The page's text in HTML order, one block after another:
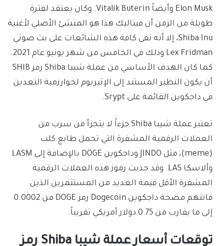
Elon Musk وأيضاً Vitalik Buterin. وكان يعتقد لفترة
طويلة من الزمن أن فيتاليك هذا هو المنشئ الأصلي لأغنية
Shiba Inu، إلا أنه نفى كافة هذه الشائعات على بث صوتي
Lex Fridman وذلك في الخامس من شهر يونيو عام 2021.
كما كان الهدف الأساسي من عملة شيبا Shiba رمز SHIB
أن يكون النظير المستند إلى الإثيريوم لخوارزمية التعدين
في داجكوين القائمة على Srypt.
تعتبر عملة شيبا Shiba جزءاً لا يتجزأ من سرب من
العملات الرقمية المشفرة التي تحمل طابع كلب
(meme)، مثل JINDO وداجكوين DOGE بالإضافة إلى LASM
وألاسكا LAS. وقد جذبت رموز هذه العملات الرقمية
المشفرة الأقل قيمة العديد من المستثمرين الذين
فاتتهم مضخة داجكوين Dogecoin رمز DOGE من
0.0002
إلى ما يقارب من 0.75 دولار أمريكي تقريباً.
توقعات أسعار عملة شيبا Shiba رمز